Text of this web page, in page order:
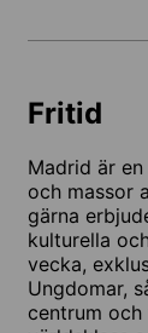
Fritid
Madrid är
och massor
gärna
kulturella
vecka,
Ungdomar,
centrum